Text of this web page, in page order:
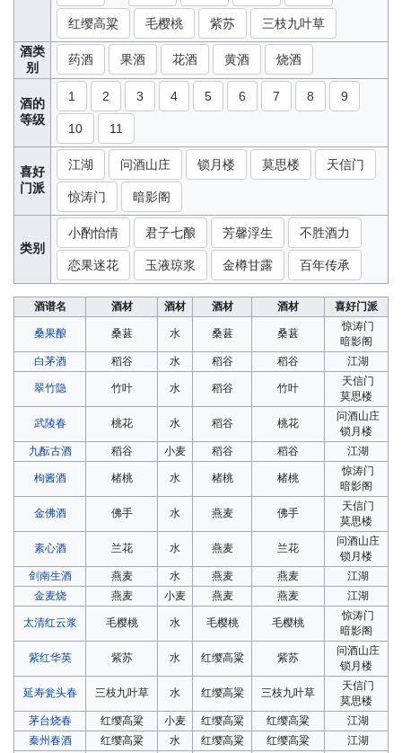
红缨高粱 毛樱桃 紫苏
三枝九叶草
酒类
别
药酒 果酒 花酒 黄酒 烧酒
酒的
等级
1 2 3 4 5 6 7 8 9
10 11
喜好
门派
江湖 问酒山庄 锁月楼 莫思楼 天信门
惊涛门 暗影阁
类别
小酌怡情 君子七酿 芳馨浮生 不胜酒力
恋果迷花 玉液琼浆 金樽甘露 百年传承
酒谱名 酒材 酒材 酒材 酒材 喜好门派
桑果酿 桑葚 水 桑葚 桑葚
惊涛门
暗影阁
白茅酒
稻谷 水 稻谷 稻谷 江湖
翠竹隐 竹叶 水 稻谷 竹叶
天信门
莫思楼
武陵春 桃花 水 稻谷 桃花
问酒山庄
锁月楼
九酝古酒
稻谷 小麦 稻谷 稻谷 江湖
枸酱酒 楮桃 水 楮桃 楮桃
惊涛门
暗影阁
金佛酒 佛手 水 燕麦 佛手
天信门
莫思楼
素心酒 兰花 水 燕麦 兰花
问酒山庄
锁月楼
剑南生酒
燕麦 水 燕麦 燕麦
江湖
金麦烧
燕麦 小麦 燕麦 燕麦 江湖
太清红云浆 毛樱桃 水 毛樱桃 毛樱桃
惊涛门
暗影阁
紫红华英 紫苏 水 红缨高粱 紫苏
问酒山庄
锁月楼
延寿瓮头春 三枝九叶草 水 红缨高粱 三枝九叶草
天信门
莫思楼
茅台烧春
红缨高粱 小麦 红缨高粱 红缨高粱
江湖
秦州春酒
红缨高粱 水 红缨高粱 红缨高粱 江湖